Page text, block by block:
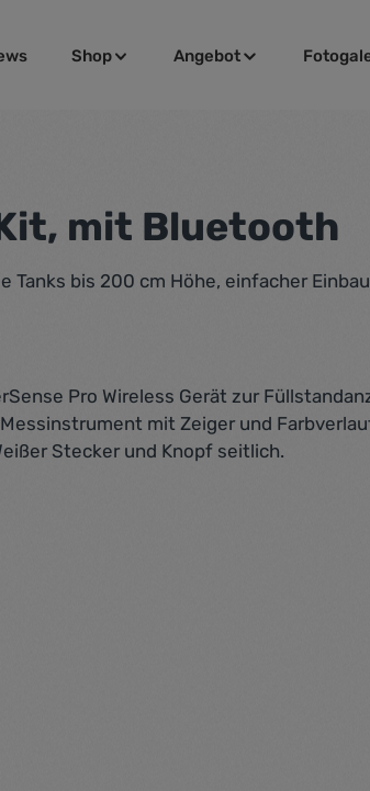
Shop Angebot
5 Sternenmit Bluetooth
Tanks bis 200 cm Höhe, einfacher